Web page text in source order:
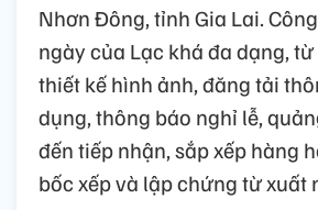
Nhơn Đông, tỉnh Gia Lai.
ngày của Lạc khá đa dạng,
thiết kế hình ảnh, đăng tải
dụng, thông báo nghỉ lễ,
đến tiếp nhận, sắp xếp hàng
bốc xếp và lập chứng từ xuất